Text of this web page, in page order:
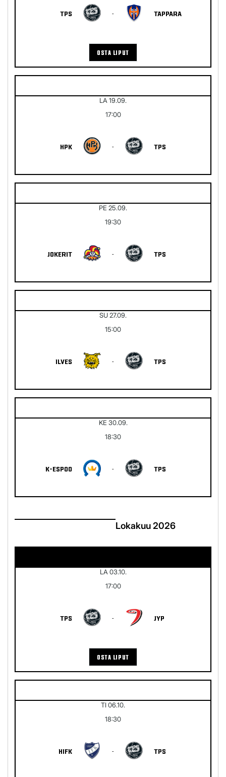
TPS - TAPPARA
OSTA LIPUT
LA 19.09.
17:00
HPK - TPS
PE 25.09.
19:30
JOKERIT - TPS
SU 27.09.
15:00
ILVES - TPS
KE 30.09.
18:30
K-ESPOO - TPS
Lokakuu 2026
LA 03.10.
17:00
TPS - JYP
OSTA LIPUT
TI 06.10.
18:30
HIFK - TPS